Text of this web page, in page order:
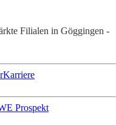
Filialen in Göggingen -
Karriere
Prospekt